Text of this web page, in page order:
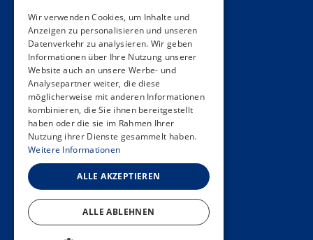
Veröffentlichungen
Zoom In
FAQ
Kontakt
Allgemeine Bedingungen
Hôpitaux Universitaires Genève
Université de Genève
SPANISH
GERMAN
PORTUGUESE
Wir verwenden Cookies, um Inhalte und
Anzeigen zu personalisieren und unseren
Datenverkehr zu analysieren. Wir geben
Informationen über Ihre Nutzung unserer
Website auch an unsere Werbe- und
Analysepartner weiter, die diese
möglicherweise mit anderen Informationen
kombinieren, die Sie ihnen bereitgestellt
haben oder die sie im Rahmen Ihrer
Nutzung ihrer Dienste gesammelt haben.
Weitere Informationen
ALLE AKZEPTIEREN
ALLE ABLEHNEN